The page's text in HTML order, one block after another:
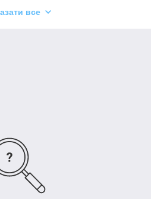
покупцям приймати
приміщень.
все